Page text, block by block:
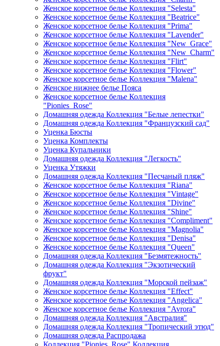
Женское корсетное белье Коллекция "Selesta"
Женское корсетное белье Коллекция "Beatrice"
Женское корсетное белье Коллекция "Prima"
Женское корсетное белье Коллекция "Lavender"
Женское корсетное белье Коллекция "New_Grace"
Женское корсетное белье Коллекция "New_Charm"
Женское корсетное белье Коллекция "Flirt"
Женское корсетное белье Коллекция "Flower"
Женское корсетное белье Коллекция "Malena"
Женское нижнее белье Пояса
Женское корсетное белье Коллекция
"Pionies_Rose"
Домашняя одежда Коллекция "Белые лепестки"
Домашняя одежда Коллекция "Французский сад"
Уценка Бюсты
Уценка Комплекты
Уценка Купальники
Домашняя одежда Коллекция "Легкость"
Уценка Утяжки
Домашняя одежда Коллекция "Песчаный пляж"
Женское корсетное белье Коллекция "Riana"
Женское корсетное белье Коллекция "Vintage"
Женское корсетное белье Коллекция "Divine"
Женское корсетное белье Коллекция "Shine"
Женское корсетное белье Коллекция "Compliment"
Женское корсетное белье Коллекция "Magnolia"
Женское корсетное белье Коллекция "Denisa"
Женское корсетное белье Коллекция "Queen"
Домашняя одежда Коллекция "Безмятежность"
Домашняя одежда Коллекция "Экзотический
фрукт"
Домашняя одежда Коллекция "Морской пейзаж"
Женское корсетное белье Коллекция "Effect"
Женское корсетное белье Коллекция "Angelica"
Женское корсетное белье Коллекция "Avrora"
Домашняя одежда Коллекция "Австралия"
Домашняя одежда Коллекция "Тропический этюд"
Домашняя одежда Распродажа
Коллекция "Pionies_Rose" Коллекция